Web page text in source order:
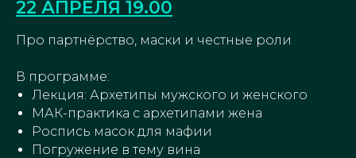
22 АПРЕЛЯ 19.00
Про партнёрство, маски и честные роли
В программе:
Лекция: Архетипы мужского и женского
МАК-практика с архетипами жена
Роспись масок для мафии
Погружение в тему вина